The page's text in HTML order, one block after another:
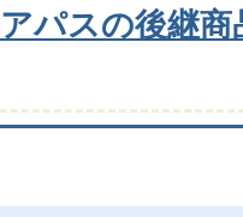
パスの後継